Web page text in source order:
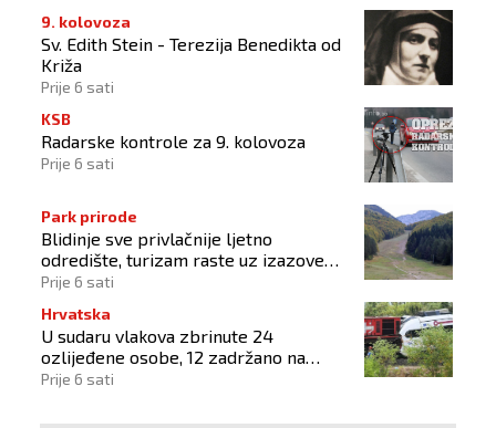
9. kolovoza
Sv. Edith Stein - Terezija Benedikta od
Križa
Prije 6 sati
KSB
Radarske kontrole za 9. kolovoza
Prije 6 sati
Park prirode
Blidinje sve privlačnije ljetno
odredište, turizam raste uz izazove
očuvanja prirode
Prije 6 sati
Hrvatska
U sudaru vlakova zbrinute 24
ozlijeđene osobe, 12 zadržano na
liječenju
Prije 6 sati